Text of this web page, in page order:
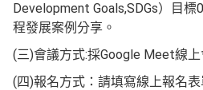
Development Goals,SDGs）目
程發展案例分享。
(三)會議方式:採Google Meet線上
(四)報名方式：請填寫線上報名